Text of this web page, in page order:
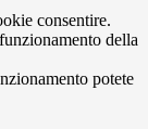
consentire.
della
potete